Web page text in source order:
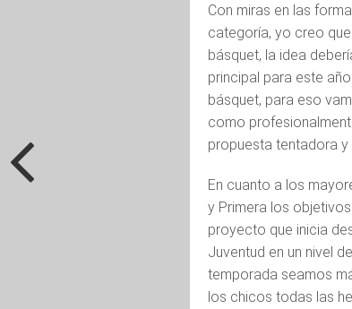
Con miras en las
categoría, yo creo
básquet, la idea
principal para este
básquet, para eso
como
propuesta tentadora y
En cuanto a los
y Primera los
proyecto que inicia
Juventud en un nivel
temporada seamos
los chicos todas las